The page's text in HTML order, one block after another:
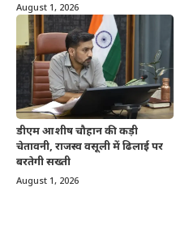
August 1, 2026
डीएम आशीष चौहान की कड़ी
चेतावनी, राजस्व वसूली में ढिलाई पर
बरतेगी सख्ती
August 1, 2026